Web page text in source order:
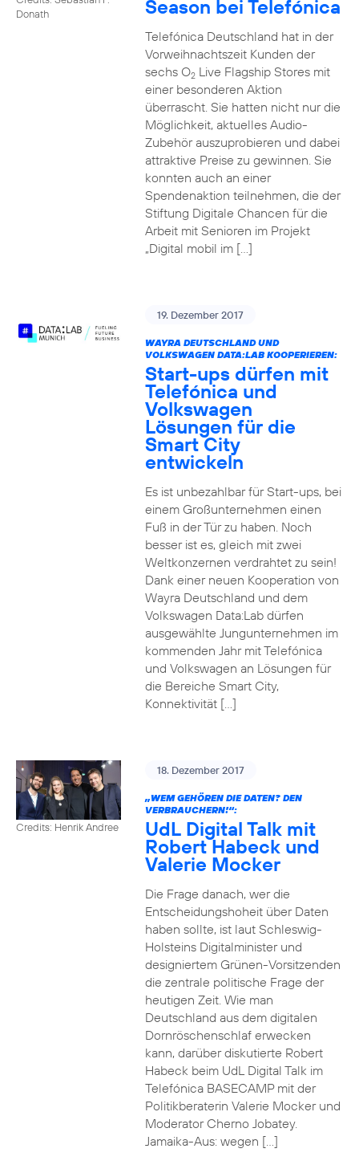
Donath
Season bei Telefónica
Telefónica Deutschland hat in der
Vorweihnachtszeit Kunden der
sechs O2Live Flagship Stores mit
einer besonderen Aktion
überrascht. Sie hatten nicht nur die
Möglichkeit, aktuelles Audio-
Zubehör auszuprobieren und dabei
attraktive Preise zu gewinnen. Sie
konnten auch an einer
Spendenaktion teilnehmen, die der
Stiftung Digitale Chancen für die
Arbeit mit Senioren im Projekt
„Digital mobil im […]
19. Dezember 2017
WAYRA DEUTSCHLAND UND
VOLKSWAGEN DATA:LAB KOOPERIEREN:
Start-ups dürfen mit
Telefónica und
Volkswagen
Lösungen für die
Smart City
entwickeln
Es ist unbezahlbar für Start-ups, bei
einem Großunternehmen einen
Fuß in der Tür zu haben. Noch
besser ist es, gleich mit zwei
Weltkonzernen verdrahtet zu sein!
Dank einer neuen Kooperation von
Wayra Deutschland und dem
Volkswagen Data:Lab dürfen
ausgewählte Jungunternehmen im
kommenden Jahr mit Telefónica
und Volkswagen an Lösungen für
die Bereiche Smart City,
Konnektivität […]
Credits: Henrik Andree
18. Dezember 2017
„WEM GEHÖREN DIE DATEN? DEN
VERBRAUCHERN!“:
UdL Digital Talk mit
Robert Habeck und
Valerie Mocker
Die Frage danach, wer die
Entscheidungshoheit über Daten
haben sollte, ist laut Schleswig-
Holsteins Digitalminister und
designiertem Grünen-Vorsitzenden
die zentrale politische Frage der
heutigen Zeit. Wie man
Deutschland aus dem digitalen
Dornröschenschlaf erwecken
kann, darüber diskutierte Robert
Habeck beim UdL Digital Talk im
Telefónica BASECAMP mit der
Politikberaterin Valerie Mocker und
Moderator Cherno Jobatey.
Jamaika-Aus: wegen […]